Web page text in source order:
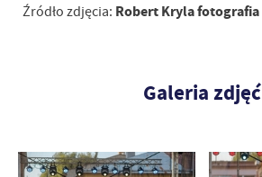
Źródło zdjęcia: Robert Kryla fotografia
Galeria zdjęć